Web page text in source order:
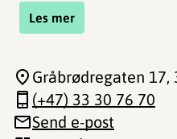
Les mer
Gråbrødregaten 17,
(+47) 33 30 76 70
Send e-post